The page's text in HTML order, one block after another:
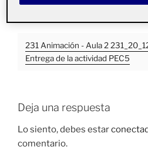
231 Animación - Aula 2
Entrega de la actividad PEC5
Deja una respuesta
Lo siento, debes estar
comentario.